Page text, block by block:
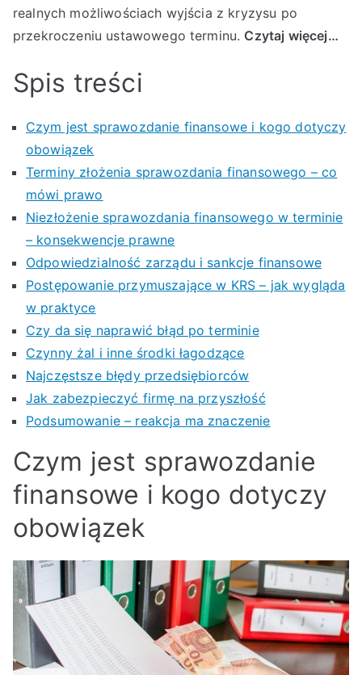
to
naprawić?
realnych możliwościach wyjścia z kryzysu po
przekroczeniu ustawowego terminu. Czytaj więcej…
Spis treści
Czym jest sprawozdanie finansowe i kogo dotyczy
obowiązek
Terminy złożenia sprawozdania finansowego – co
mówi prawo
Niezłożenie sprawozdania finansowego w terminie
– konsekwencje prawne
Odpowiedzialność zarządu i sankcje finansowe
Postępowanie przymuszające w KRS – jak wygląda
w praktyce
Czy da się naprawić błąd po terminie
Czynny żal i inne środki łagodzące
Najczęstsze błędy przedsiębiorców
Jak zabezpieczyć firmę na przyszłość
Podsumowanie – reakcja ma znaczenie
Czym jest sprawozdanie
finansowe i kogo dotyczy
obowiązek